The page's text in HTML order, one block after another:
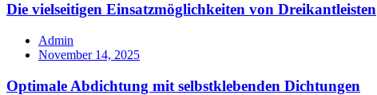
Die vielseitigen Einsatzmöglichkeiten von Dreikantleisten
Admin
November 14, 2025
Optimale Abdichtung mit selbstklebenden Dichtungen